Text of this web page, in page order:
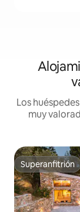
Los
muy
Superanfitrión
Superanfitrión